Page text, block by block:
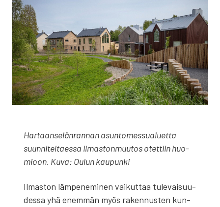
Har­taan­se­län­ran­nan asun­to­mes­sua­luet­ta
suun­ni­tel­taes­sa ilmas­ton­muu­tos otet­tiin huo­
mioon. Kuva: Oulun kau­pun­ki
Ilmas­ton läm­pe­ne­mi­nen vai­kut­taa tule­vai­suu­
des­sa yhä enem­män myös raken­nus­ten kun­